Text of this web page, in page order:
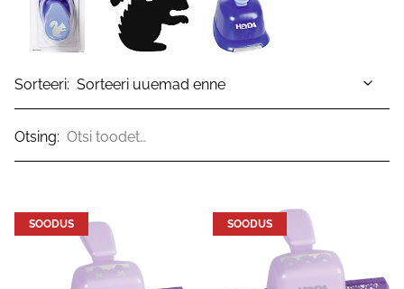
Sorteeri:
Otsing:
SOODUS SOODUS